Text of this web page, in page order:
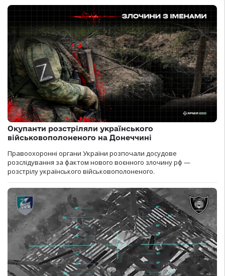
Окупанти розстріляли українського
військовополоненого на Донеччині
Правоохоронні органи України розпочали досудове
розслідування за фактом нового воєнного злочину рф —
розстрілу українського військовополоненого.